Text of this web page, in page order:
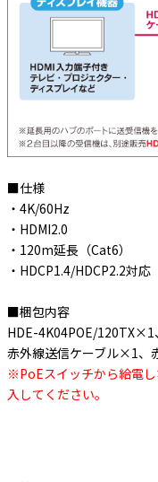
■仕様
・4K/60Hz
・HDMI2.0
・120m延長（Cat6）
・HDCP1.4/HDCP2.2対応
■梱包内容
HDE-4K04POE/120TX×1
赤外線送信ケーブル×1、
※PoEスイッチから給電
入してください。